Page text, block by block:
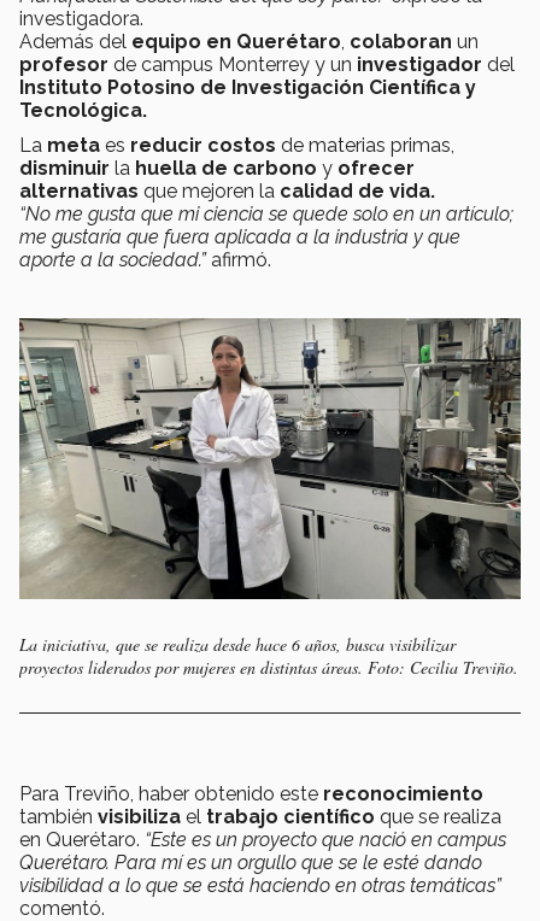
investigadora.
Además del equipo en Querétaro colaboran un
profesor de campus Monterrey y un investigador del
Instituto Potosino de Investigación Científica y
Tecnológica.
La meta es reducir costos de materias primas,
disminuir la huella de carbono y ofrecer
alternativas que mejoren la calidad de vida.
“No me gusta que mi ciencia se quede solo en un artículo;
me gustaría que fuera aplicada a la industria y que
aporte a la sociedad.”afirmó.
La iniciativa, que se realiza desde hace 6 años, busca visibilizar
proyectos liderados por mujeres en distintas áreas. Foto: Cecilia Treviño.
Para Treviño, haber obtenido este reconocimiento
también visibiliza el trabajo científico que se realiza
en Querétaro. “Este es un proyecto que nació en campus
Querétaro. Para mí es un orgullo que se le esté dando
visibilidad a lo que se está haciendo en otras temáticas”
comentó.